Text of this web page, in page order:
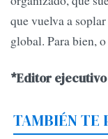
que vuelva a
global. Para bien,
*Editor ejecutivo
TAMBIÉN TE